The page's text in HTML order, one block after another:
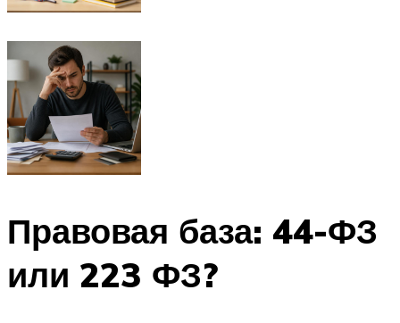
Правовая база: 44-ФЗ
или 223 ФЗ?